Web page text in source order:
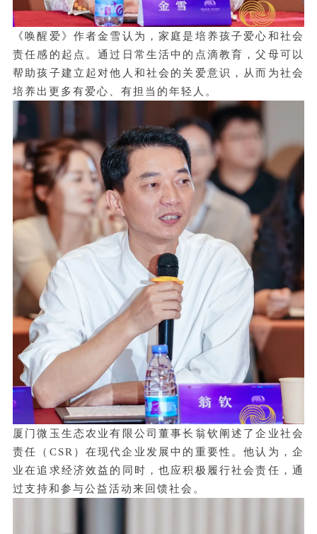
《唤醒爱》作者金雪认为，家庭是培养孩子爱心和社会
责任感的起点。通过日常生活中的点滴教育，父母可以
帮助孩子建立起对他人和社会的关爱意识，从而为社会
培养出更多有爱心、有担当的年轻人。
厦门微玉生态农业有限公司董事长翁钦阐述了企业社会
责任（CSR）在现代企业发展中的重要性。他认为，企
业在追求经济效益的同时，也应积极履行社会责任，通
过支持和参与公益活动来回馈社会。